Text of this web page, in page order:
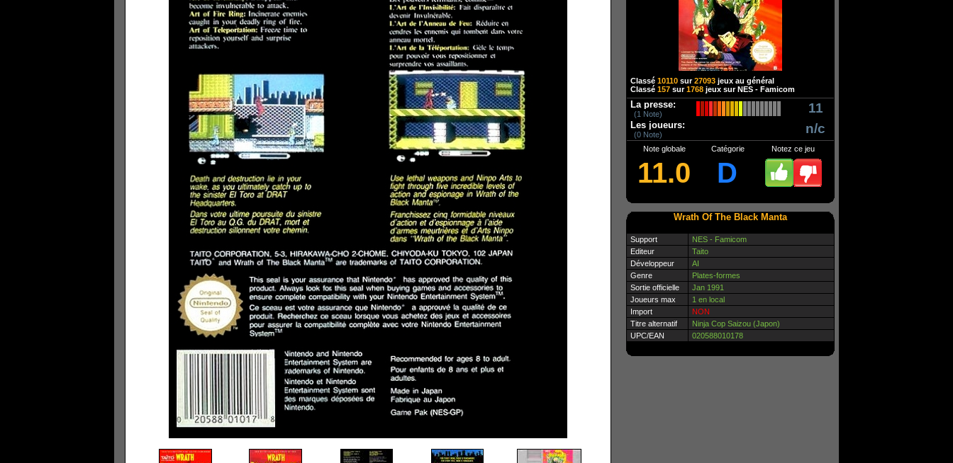
Classé 10110sur27093jeux au général
Classé 157sur1768jeux sur NES - Famicom
La presse:
(1 Note) 11
Les joueurs:
(0 Note) n/c
Note globale Catégorie Notez ce jeu
11.0 D
Wrath Of The Black Manta
Support
NES - Famicom
Editeur
Taito
Développeur
AI
Genre
Plates-formes
Sortie officielle
Jan 1991
Joueurs max
1 en local
Import
NON
Titre alternatif
Ninja Cop Saizou (Japon)
UPC/EAN
020588010178